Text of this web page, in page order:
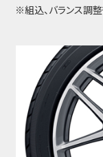
※組込、バランス調